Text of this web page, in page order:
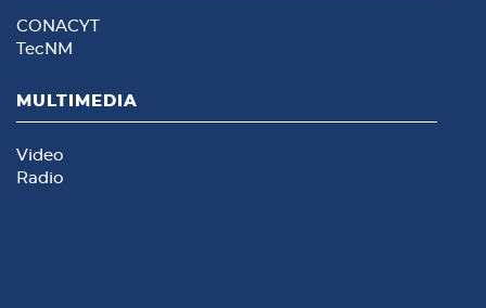
CONACYT
TecNM
MULTIMEDIA
Video
Radio